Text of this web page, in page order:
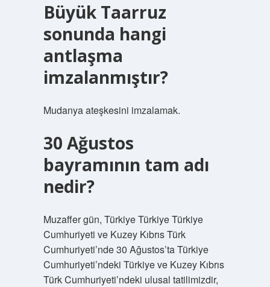
Büyük Taarruz
sonunda hangi
antlaşma
imzalanmıştır?
Mudanya ateşkesini imzalamak.
30 Ağustos
bayramının tam adı
nedir?
Muzaffer gün, Türkiye Türkiye Türkiye
Cumhuriyeti ve Kuzey Kıbrıs Türk
Cumhuriyeti’nde 30 Ağustos’ta Türkiye
Cumhuriyeti’ndeki Türkiye ve Kuzey Kıbrıs
Türk Cumhuriyeti’ndeki ulusal tatilimizdir,